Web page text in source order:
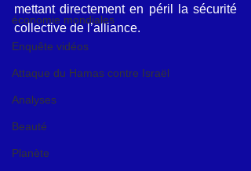
économie mondiales
Enquête vidéos
Attaque du Hamas contre Israël
Analyses
Beauté
Planète
mettant directement en péril la sécurité
collective de l’alliance.